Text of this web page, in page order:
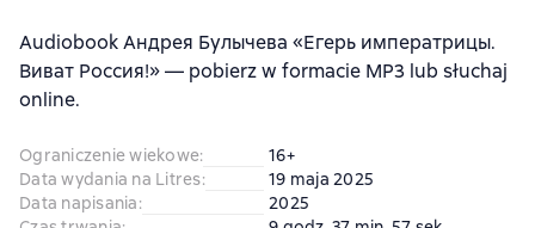
Audiobook Андрея Булычева «Егерь императрицы.
Виват Россия!» — pobierz w formacie MP3 lub słuchaj
online.
Ograniczenie wiekowe:
16+
Data wydania na Litres:
19 maja 2025
Data napisania:
2025